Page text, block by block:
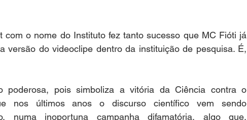
com o nome do Instituto fez tanto sucesso que MC Fióti já
versão do videoclipe dentro da instituição de pesquisa. É,
poderosa, pois simboliza a vitória da Ciência contra o
nos últimos anos o discurso científico vem sendo
numa inoportuna campanha difamatória, algo que,